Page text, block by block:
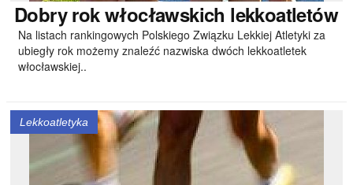
Dobryrok włocławskich lekkoatletów
Na listach rankingowych Polskiego Związku Lekkiej Atletyki za
ubiegły rok możemy znaleźć nazwiska dwóch lekkoatletek
włocławskiej..
Lekkoatletyka